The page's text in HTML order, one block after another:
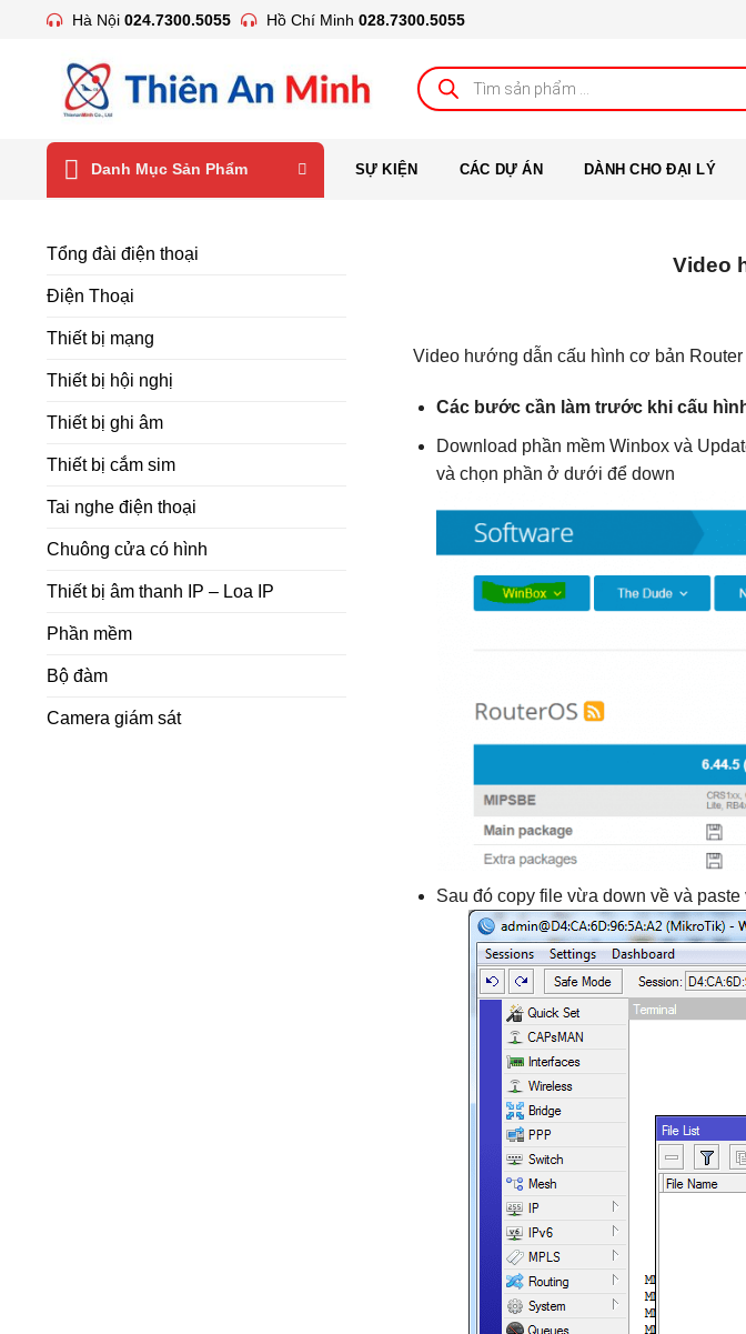
Hà Nội 024.7300.5055 Hồ Chí Minh 028.7300.5055
Tìm
kiếm
sản
phẩm
Danh Mục Sản Phẩm SỰ KIỆN CÁC DỰ ÁN DÀNH CHO ĐẠI LÝ
Tổng đài điện thoại
Điện Thoại
Thiết bị mạng
Thiết bị hội nghị
Thiết bị ghi âm
Thiết bị cắm sim
Tai nghe điện thoại
Chuông cửa có hình
Thiết bị âm thanh IP – Loa IP
Phần mềm
Bộ đàm
Camera giám sát
Video
Video hướng dẫn cấu hình cơ bản Router
Các bước cần làm trước khi cấu
Download phần mềm Winbox và
và chọn phần ở dưới để down
Sau đó copy file vừa down về và